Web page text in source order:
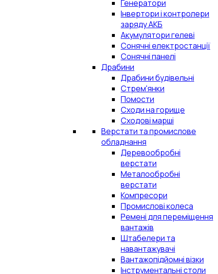
Генератори
Інвертори і контролери
заряду АКБ
Акумулятори гелеві
Сонячні електростанції
Сонячні панелі
Драбини
Драбини будівельні
Стрем'янки
Помости
Сходи на горище
Сходові марші
Верстати та промислове
обладнання
Деревообробні
верстати
Металообробні
верстати
Компресори
Промислові колеса
Ремені для переміщення
вантажів
Штабелери та
навантажувачі
Вантажопідйомні візки
Інструментальні столи